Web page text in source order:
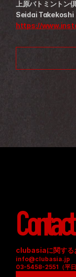
上原バトミントン
https://
Contact
clubasiaに関する
info@clubasia.jp
03-5458-2551（平